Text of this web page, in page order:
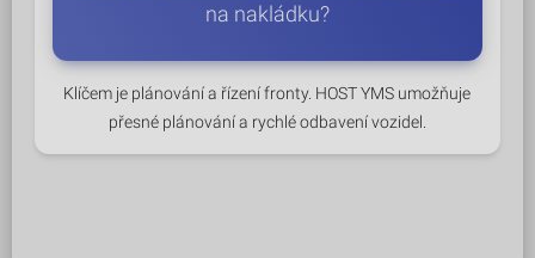
na nakládku?
Klíčem je plánování a řízení fronty. HOST YMS umožňuje
přesné plánování a rychlé odbavení vozidel.